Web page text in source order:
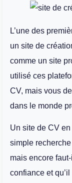
L’une des
un site de
comme un site
utilisé ces
CV, mais vous
dans le monde
Un site de CV
simple
mais encore
confiance et